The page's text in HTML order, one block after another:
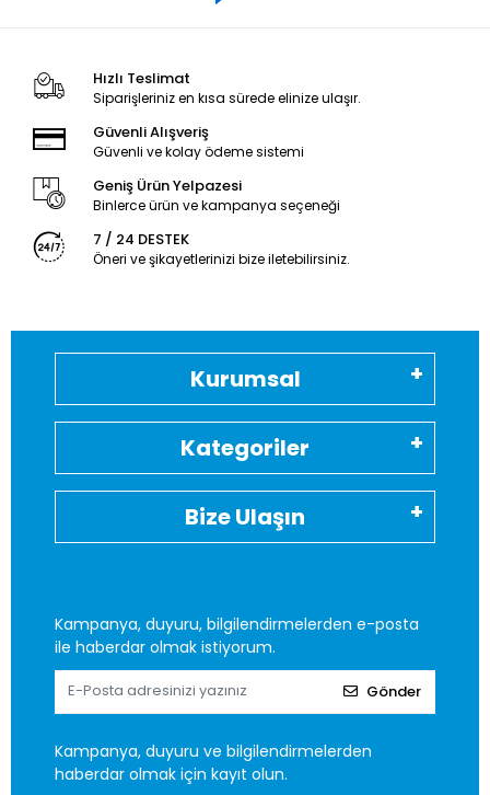
Hızlı Teslimat
Siparişleriniz en kısa sürede elinize ulaşır.
Güvenli Alışveriş
Güvenli ve kolay ödeme sistemi
Geniş Ürün Yelpazesi
Binlerce ürün ve kampanya seçeneği
7 / 24 DESTEK
Öneri ve şikayetlerinizi bize iletebilirsiniz.
Kurumsal
Kategoriler
Bize Ulaşın
Kampanya, duyuru, bilgilendirmelerden e-posta
ile haberdar olmak istiyorum.
Gönder
Kampanya, duyuru ve bilgilendirmelerden
haberdar olmak için kayıt olun.